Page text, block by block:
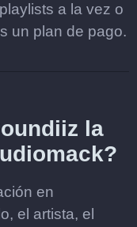
a la vez o
un plan de pago.
la
en
el artista, el